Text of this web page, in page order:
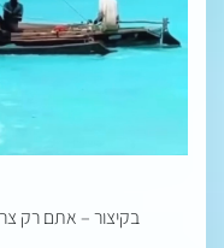
בקיצור – אתם רק